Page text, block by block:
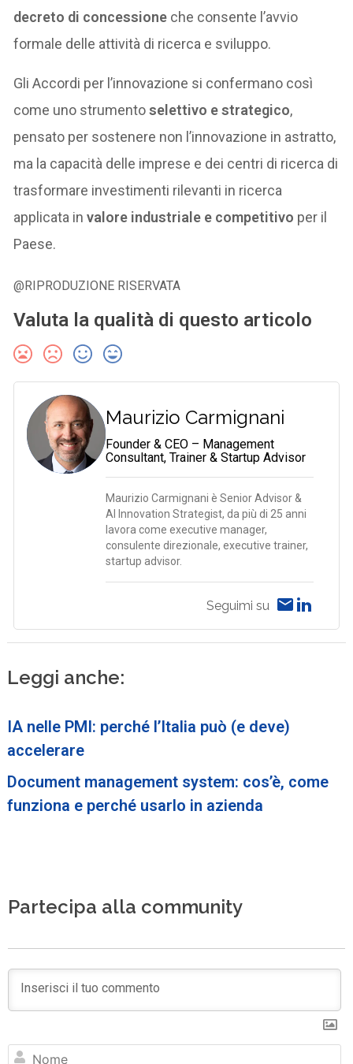
decreto di concessione che consente l’avvio
formale delle attività di ricerca e sviluppo.
Gli Accordi per l’innovazione si confermano così
come uno strumentoselettivo e strategico,
pensato per sostenere non l’innovazione in astratto,
ma la capacità delle imprese e dei centri di ricerca di
trasformare investimenti rilevanti in ricerca
applicata invalore industriale e competitivo per il
Paese.
@RIPRODUZIONE RISERVATA
Valuta la qualità di questo articolo
Maurizio Carmignani
Founder & CEO – Management
Consultant, Trainer & Startup Advisor
Maurizio Carmignani è Senior Advisor &
AI Innovation Strategist, da più di 25 anni
lavora come executive manager,
consulente direzionale, executive trainer,
startup advisor.
Seguimi su
Leggi anche:
IA nelle PMI: perché l’Italia può (e deve)
accelerare
Document management system: cos’è, come
funziona e perché usarlo in azienda
Partecipa alla community